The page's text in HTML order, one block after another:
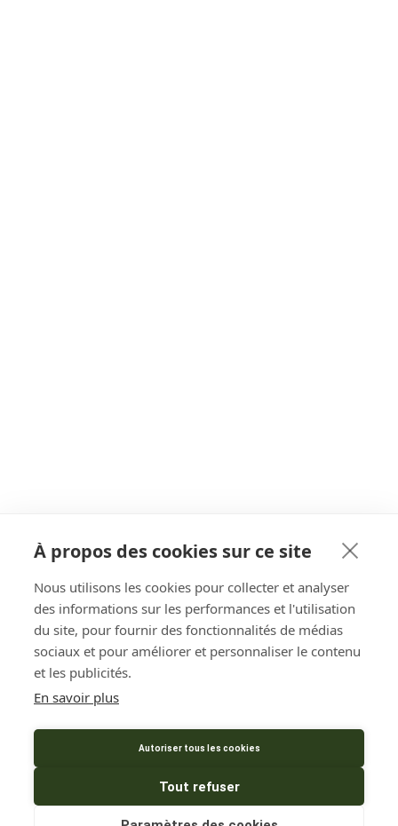
À propos des cookies sur ce site
Nous utilisons les cookies pour collecter et analyser
des informations sur les performances et l'utilisation
du site, pour fournir des fonctionnalités de médias
sociaux et pour améliorer et personnaliser le contenu
et les publicités.
En savoir plus
Autoriser tous les cookies
Tout refuser